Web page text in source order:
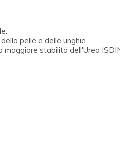
pelle e delle unghie.
stabilitá dell'Urea